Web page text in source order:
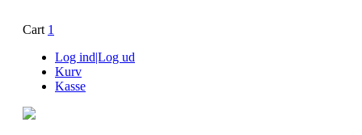
Cart 1
Log ind|Log ud
Kurv
Kasse